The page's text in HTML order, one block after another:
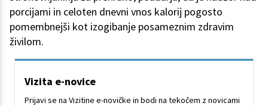
porcijami in celoten dnevni vnos kalorij pogosto
pomembnejši kot izogibanje posameznim zdravim
živilom.
Vizita e-novice
Prijavi se na Vizitine e-novičke in bodi na tekočem z novicami